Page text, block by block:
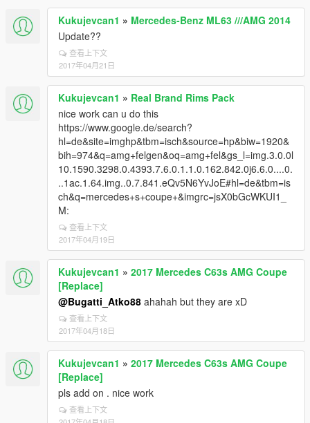
Kukujevcan1 » Mercedes-Benz ML63 ///AMG 2014
Update??
查看上下文
2017年04月21日
Kukujevcan1 » Real Brand Rims Pack
nice work can u do this
https://www.google.de/search?
hl=de&site=imghp&tbm=isch&source=hp&biw=1920&
bih=974&q=amg+felgen&oq=amg+fel&gs_l=img.3.0.0l
10.1590.3298.0.4393.7.6.0.1.1.0.162.842.0j6.6.0....0.
..1ac.1.64.img..0.7.841.eQv5N6YvJoE#hl=de&tbm=is
ch&q=mercedes+s+coupe+&imgrc=jsX0bGcWKUI1_
M:
查看上下文
2017年04月19日
Kukujevcan1 » 2017 Mercedes C63s AMG Coupe
[Replace]
@Bugatti_Atko88 ahahah but they are xD
查看上下文
2017年04月18日
Kukujevcan1 » 2017 Mercedes C63s AMG Coupe
[Replace]
pls add on . nice work
查看上下文